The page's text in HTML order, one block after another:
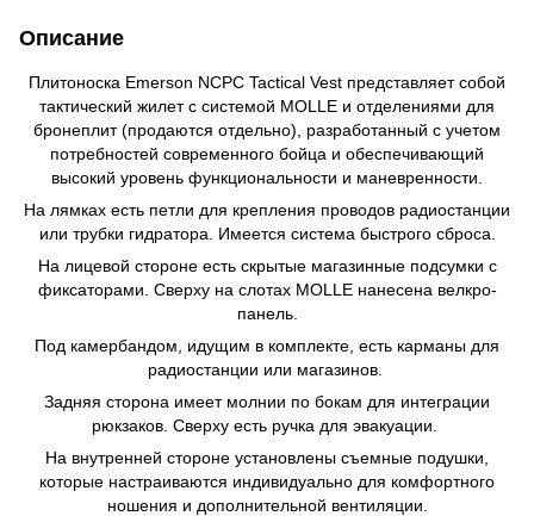
Описание
Плитоноска Emerson NCPC Tactical Vest представляет собой
тактический жилет с системой MOLLE и отделениями для
бронеплит (продаются отдельно), разработанный с учетом
потребностей современного бойца и обеспечивающий
высокий уровень функциональности и маневренности.
На лямках есть петли для крепления проводов радиостанции
или трубки гидратора. Имеется система быстрого сброса.
На лицевой стороне есть скрытые магазинные подсумки с
фиксаторами. Сверху на слотах MOLLE нанесена велкро-
панель.
Под камербандом, идущим в комплекте, есть карманы для
радиостанции или магазинов.
Задняя сторона имеет молнии по бокам для интеграции
рюкзаков. Сверху есть ручка для эвакуации.
На внутренней стороне установлены съемные подушки,
которые настраиваются индивидуально для комфортного
ношения и дополнительной вентиляции.